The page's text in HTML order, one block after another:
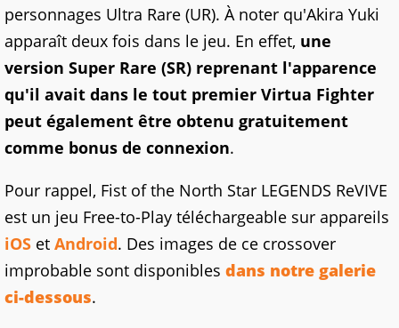
personnages Ultra Rare (UR). À noter qu'Akira Yuki
apparaît deux fois dans le jeu. En effet, une
version Super Rare (SR) reprenant l'apparence
qu'il avait dans le tout premier Virtua Fighter
peut également être obtenu gratuitement
comme bonus de connexion.
Pour rappel, Fist of the North Star LEGENDS ReVIVE
est un jeu Free-to-Play téléchargeable sur appareils
iOS et Android. Des images de ce crossover
improbable sont disponibles dans notre galerie
ci-dessous.